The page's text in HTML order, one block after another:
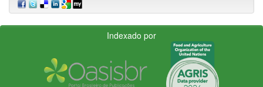
Indexado por